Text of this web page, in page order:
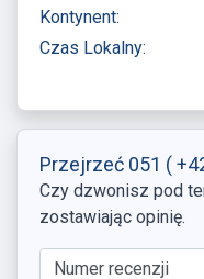
Kontynent:
Czas Lokalny:
Przejrzeć 051 (
Czy dzwonisz pod
zostawiając opinię.